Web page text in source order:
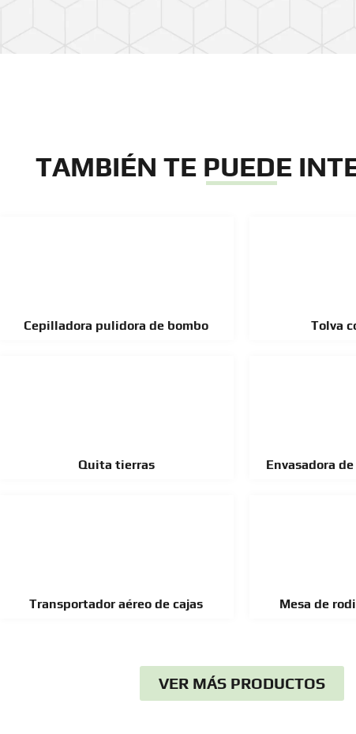
TAMBIÉN TE PUEDE
Cepilladora pulidora de bombo Tolva
Quita tierras Envasadora
Transportador aéreo de cajas Mesa de
VER MÁS PRODUCTOS